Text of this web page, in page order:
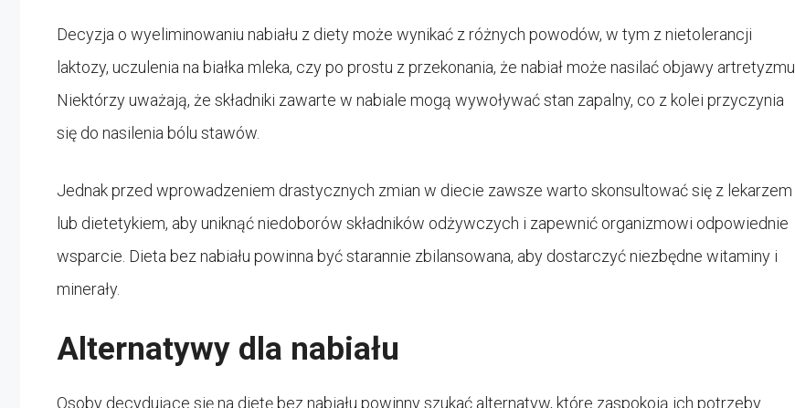
Decyzja o wyeliminowaniu nabiału z diety może wynikać z różnych powodów, w tym z nietolerancji
laktozy, uczulenia na białka mleka, czy po prostu z przekonania, że nabiał może nasilać objawy artretyzmu.
Niektórzy uważają, że składniki zawarte w nabiale mogą wywoływać stan zapalny, co z kolei przyczynia
się do nasilenia bólu stawów.
Jednak przed wprowadzeniem drastycznych zmian w diecie zawsze warto skonsultować się z lekarzem
lub dietetykiem, aby uniknąć niedoborów składników odżywczych i zapewnić organizmowi odpowiednie
wsparcie. Dieta bez nabiału powinna być starannie zbilansowana, aby dostarczyć niezbędne witaminy i
minerały.
Alternatywy dla nabiału
Osoby decydujące się na dietę bez nabiału powinny szukać alternatyw, które zaspokoją ich potrzeby